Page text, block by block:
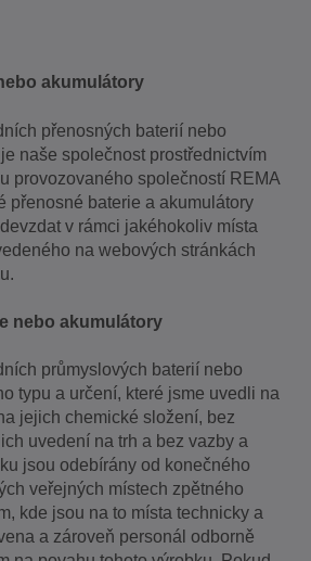
akumulátory
přenosných baterií nebo
naše společnost prostřednictvím
provozovaného společností REMA
přenosné baterie a akumulátory
v rámci jakéhokoliv místa
na webových stránkách
nebo akumulátory
průmyslových baterií nebo
typu a určení, které jsme uvedli na
jejich chemické složení, bez
uvedení na trh a bez vazby a
jsou odebírány od konečného
veřejných místech zpětného
kde jsou na to místa technicky a
a zároveň personál odborně